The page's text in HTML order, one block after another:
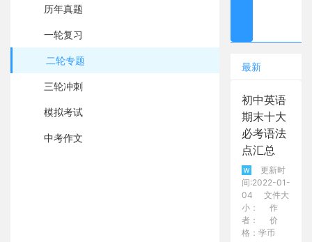
历年真题
一轮复习
二轮专题
三轮冲刺
模拟考试
中考作文
最新
初中英语
期末十大
必考语法
点汇总
更新时
间:2022-01-
04
文件大
小：
作
者：
价
格：学币